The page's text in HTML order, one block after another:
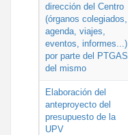
dirección del Centro
(órganos colegiados,
agenda, viajes,
eventos, informes...)
por parte del PTGAS
del mismo
Elaboración del
anteproyecto del
presupuesto de la
UPV